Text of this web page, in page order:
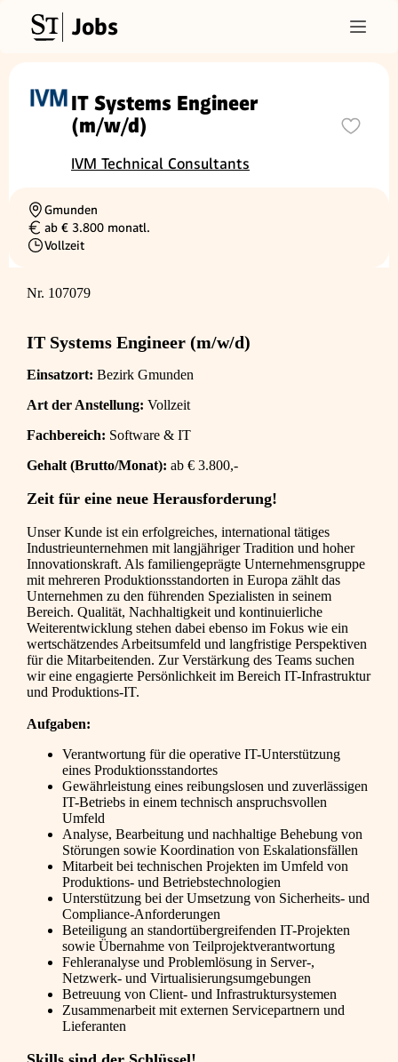
Jobs
IT Systems Engineer
(m/w/d)
IVM Technical Consultants
Ortschaft
Gmunden
Gehalt
ab € 3.800 monatl.
Beschäftigungsart
Vollzeit
Nr. 107079
IT Systems Engineer (m/w/d)
Einsatzort: Bezirk Gmunden
Art der Anstellung: Vollzeit
Fachbereich: Software & IT
Gehalt (Brutto/Monat): ab € 3.800,-
Zeit für eine neue Herausforderung!
Unser Kunde ist ein erfolgreiches, international tätiges
Industrieunternehmen mit langjähriger Tradition und hoher
Innovationskraft. Als familiengeprägte Unternehmensgruppe
mit mehreren Produktionsstandorten in Europa zählt das
Unternehmen zu den führenden Spezialisten in seinem
Bereich. Qualität, Nachhaltigkeit und kontinuierliche
Weiterentwicklung stehen dabei ebenso im Fokus wie ein
wertschätzendes Arbeitsumfeld und langfristige Perspektiven
für die Mitarbeitenden. Zur Verstärkung des Teams suchen
wir eine engagierte Persönlichkeit im Bereich IT-Infrastruktur
und Produktions-IT.
Aufgaben:
Verantwortung für die operative IT-Unterstützung
eines Produktionsstandortes
Gewährleistung eines reibungslosen und zuverlässigen
IT-Betriebs in einem technisch anspruchsvollen
Umfeld
Analyse, Bearbeitung und nachhaltige Behebung von
Störungen sowie Koordination von Eskalationsfällen
Mitarbeit bei technischen Projekten im Umfeld von
Produktions- und Betriebstechnologien
Unterstützung bei der Umsetzung von Sicherheits- und
Compliance-Anforderungen
Beteiligung an standortübergreifenden IT-Projekten
sowie Übernahme von Teilprojektverantwortung
Fehleranalyse und Problemlösung in Server-,
Netzwerk- und Virtualisierungsumgebungen
Betreuung von Client- und Infrastruktursystemen
Zusammenarbeit mit externen Servicepartnern und
Lieferanten